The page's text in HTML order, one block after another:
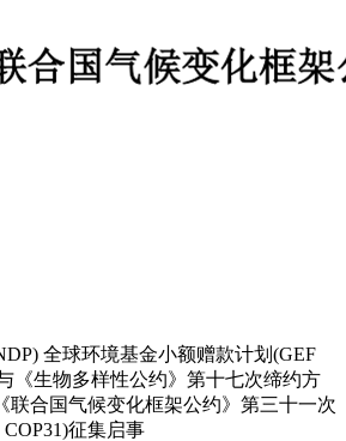
全球环境基金小额赠款计划(GEF
《生物多样性公约》第十七次缔约方
联合国气候变化框架公约》第三十一次
征集启事